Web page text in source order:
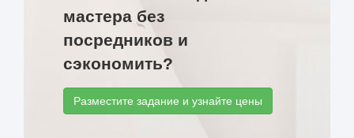
мастера без
посредников и
сэкономить?
Разместите задание и узнайте цены